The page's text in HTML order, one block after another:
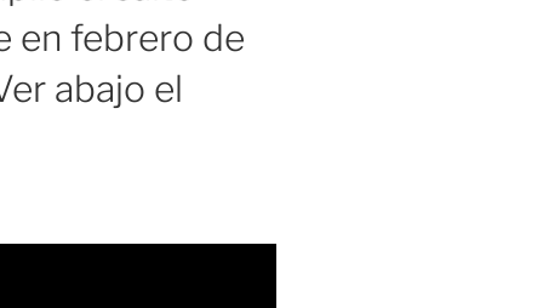
en febrero de
abajo el